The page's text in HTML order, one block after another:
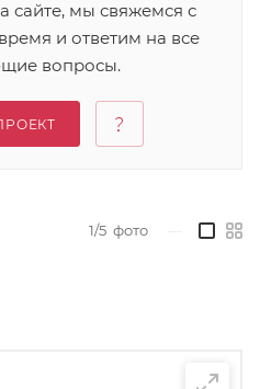
сайте, мы свяжемся с
и ответим на все
вопросы.
1/5 фото